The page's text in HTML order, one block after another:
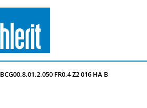
BCG00.8.01.2.050 FR0.4 Z2 016 HA B